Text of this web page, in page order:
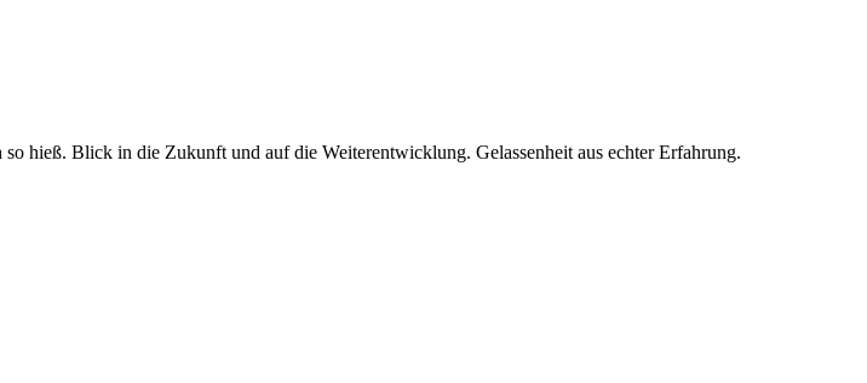
hieß. Blick in die Zukunft und auf die Weiterentwicklung. Gelassenheit aus echter Erfahrung.